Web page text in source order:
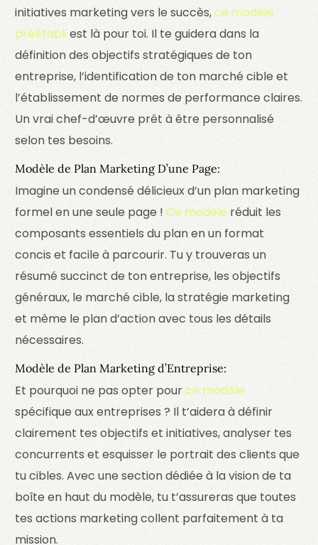
initiatives marketing vers le succès,ce modèle
préétabli est là pour toi. Il te guidera dans la
définition des objectifs stratégiques de ton
entreprise, l’identification de ton marché cible et
l’établissement de normes de performance claires.
Un vrai chef-d’œuvre prêt à être personnalisé
selon tes besoins.
Modèle de Plan Marketing D’une Page:
Imagine un condensé délicieux d’un plan marketing
formel en une seule page !Ce modèle réduit les
composants essentiels du plan en un format
concis et facile à parcourir. Tu y trouveras un
résumé succinct de ton entreprise, les objectifs
généraux, le marché cible, la stratégie marketing
et même le plan d’action avec tous les détails
nécessaires.
Modèle de Plan Marketing d’Entreprise:
Et pourquoi ne pas opter pource modèle
spécifique aux entreprises ? Il t’aidera à définir
clairement tes objectifs et initiatives, analyser tes
concurrents et esquisser le portrait des clients que
tu cibles. Avec une section dédiée à la vision de ta
boîte en haut du modèle, tu t’assureras que toutes
tes actions marketing collent parfaitement à ta
mission.